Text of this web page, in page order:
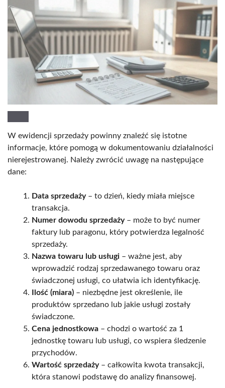
W ewidencji sprzedaży powinny znaleźć się istotne
informacje, które pomogą w dokumentowaniu działalności
nierejestrowanej. Należy zwrócić uwagę na następujące
dane:
Data sprzedaży– to dzień, kiedy miała miejsce
transakcja.
Numer dowodu sprzedaży– może to być numer
faktury lub paragonu, który potwierdza legalność
sprzedaży.
Nazwa towaru lub usługi – ważne jest, aby
wprowadzić rodzaj sprzedawanego towaru oraz
świadczonej usługi, co ułatwia ich identyfikację.
Ilość (miara) – niezbędne jest określenie, ile
produktów sprzedano lub jakie usługi zostały
świadczone.
Cena jednostkowa – chodzi o wartość za 1
jednostkę towaru lub usługi, co wspiera śledzenie
przychodów.
Wartość sprzedaży– całkowita kwota transakcji,
która stanowi podstawę do analizy finansowej.